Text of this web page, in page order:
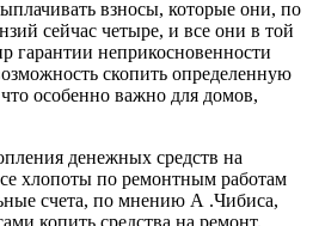
взносы, которые они, по
сейчас четыре, и все они в той
гарантии неприкосновенности
скопить определенную
особенно важно для домов,
денежных средств на
хлопоты по ремонтным работам
счета, по мнению А .Чибиса,
копить средства на ремонт,